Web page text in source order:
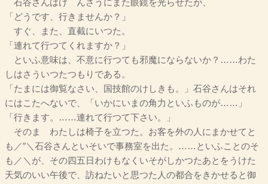
石谷さんはけゞんさうにまた眼鏡を光らせたが、
「どうです、行きませんか？」
すぐ、また、直截にいつた。
「連れて行つてくれますか？」
といふ意味は、不意に行つても邪魔にならないか？……わた
しはさういつたつもりである。
「たまには御覧なさい、国技館のけしきも。」石谷さんはそれ
にはこたへないで、「いかにいまの角力といふものが……」
「行きます。……連れて行つて下さい。」
そのまゝわたしは椅子を立つた。お客を外の人にまかせてと
も／″＼石谷さんといそいで事務室を出た。……といふことのそ
も／＼が、その四五日わけもなくいそがしかつたあとをうけた
天気のいい午後で、訪ねたいと思つた人の都合をきかせると御